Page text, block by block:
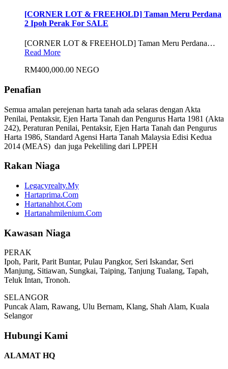
[CORNER LOT & FREEHOLD] Taman Meru Perdana
2 Ipoh Perak For SALE
[CORNER LOT & FREEHOLD] Taman Meru Perdana…
Read More
RM400,000.00 NEGO
Penafian
Semua amalan perejenan harta tanah ada selaras dengan Akta
Penilai, Pentaksir, Ejen Harta Tanah dan Pengurus Harta 1981 (Akta
242), Peraturan Penilai, Pentaksir, Ejen Harta Tanah dan Pengurus
Harta 1986, Standard Agensi Harta Tanah Malaysia Edisi Kedua
2014 (MEAS) dan juga Pekeliling dari LPPEH
Rakan Niaga
Legacyrealty.My
Hartaprima.Com
Hartanahhot.Com
Hartanahmilenium.Com
Kawasan Niaga
PERAK
Ipoh, Parit, Parit Buntar, Pulau Pangkor, Seri Iskandar, Seri
Manjung, Sitiawan, Sungkai, Taiping, Tanjung Tualang, Tapah,
Teluk Intan, Tronoh.
SELANGOR
Puncak Alam, Rawang, Ulu Bernam, Klang, Shah Alam, Kuala
Selangor
Hubungi Kami
ALAMAT HQ